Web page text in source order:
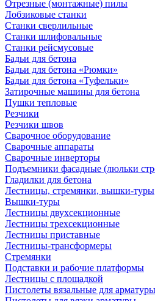
Отрезные (монтажные) пилы
Лобзиковые станки
Станки сверлильные
Станки шлифовальные
Станки рейсмусовые
Бадьи для бетона
Бадьи для бетона «Рюмки»
Бадьи для бетона «Туфельки»
Затирочные машины для бетона
Пушки тепловые
Резчики
Резчики швов
Сварочное оборудование
Сварочные аппараты
Сварочные инверторы
Подъемники фасадные (люльки
Гладилки для бетона
Лестницы, стремянки, вышки-туры
Вышки-туры
Лестницы двухсекционные
Лестницы трехсекционные
Лестницы приставные
Лестницы-трансформеры
Стремянки
Подставки и рабочие платформы
Лестницы с площадкой
Пистолеты вязальные для арматуры